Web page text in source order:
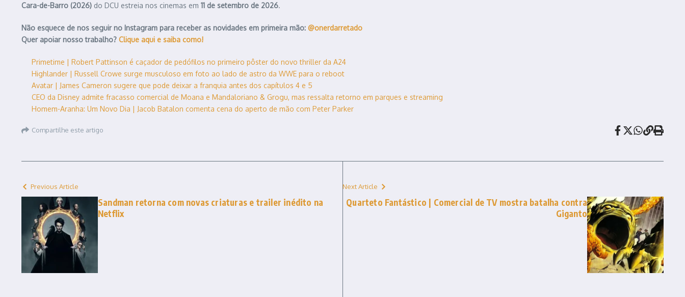
Cara-de-Barro (2026) do DCU estreia nos cinemas em 11 de setembro de 2026.
Não esquece de nos seguir no Instagram para receber as novidades em primeira mão: @onerdarretado
Quer apoiar nosso trabalho? Clique aqui e saiba como!
Primetime | Robert Pattinson é caçador de pedófilos no primeiro pôster do novo thriller da A24
Highlander | Russell Crowe surge musculoso em foto ao lado de astro da WWE para o reboot
Avatar | James Cameron sugere que pode deixar a franquia antes dos capítulos 4 e 5
CEO da Disney admite fracasso comercial de Moana e Mandaloriano & Grogu, mas ressalta retorno em parques e streaming
Homem-Aranha: Um Novo Dia | Jacob Batalon comenta cena do aperto de mão com Peter Parker
Compartilhe este artigo
Previous Article
Sandman retorna com novas criaturas e trailer inédito na
Netflix
Next Article
Quarteto Fantástico | Comercial de TV mostra batalha contra
Giganto